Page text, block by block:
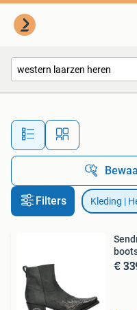
Alle
Filters Kleding |
€